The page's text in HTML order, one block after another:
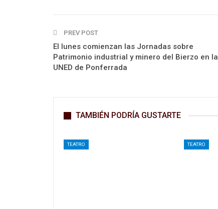
PREV POST
El lunes comienzan las Jornadas sobre
Patrimonio industrial y minero del Bierzo en la
UNED de Ponferrada
TAMBIÉN PODRÍA GUSTARTE
TEATRO TEATRO